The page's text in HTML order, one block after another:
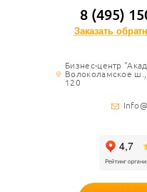
8 (495)
Заказать
Бизнес-центр
Волоколамское ш.,
120